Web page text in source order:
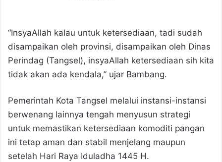
“InsyaAllah kalau untuk ketersediaan, tadi sudah
disampaikan oleh provinsi, disampaikan oleh Dinas
Perindag (Tangsel), insyaAllah ketersediaan sih kita
tidak akan ada kendala,” ujar Bambang.
Pemerintah Kota Tangsel melalui instansi-instansi
berwenang lainnya tengah menyusun strategi
untuk memastikan ketersediaan komoditi pangan
ini tetap aman dan stabil menjelang maupun
setelah Hari Raya Iduladha 1445 H.